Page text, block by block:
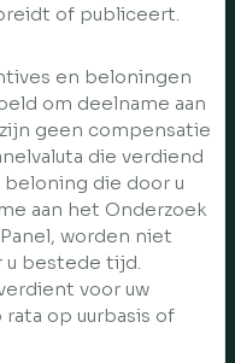
of publiceert.
en beloningen
om deelname aan
geen compensatie
die verdiend
die door u
aan het Onderzoek
worden niet
u bestede tijd.
voor uw
op uurbasis of